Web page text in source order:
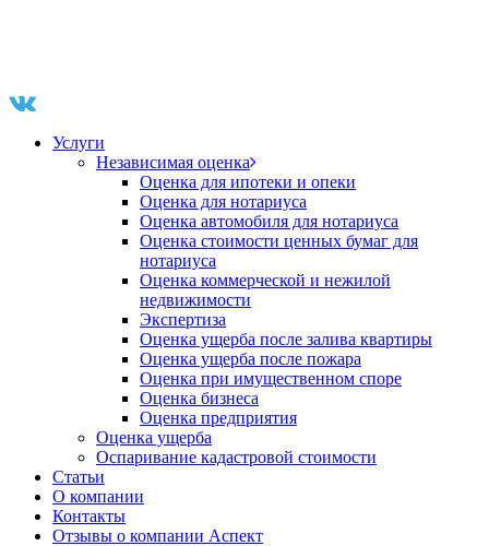
Услуги
Независимая оценка
Оценка для ипотеки и опеки
Оценка для нотариуса
Оценка автомобиля для нотариуса
Оценка стоимости ценных бумаг для
нотариуса
Оценка коммерческой и нежилой
недвижимости
Экспертиза
Оценка ущерба после залива квартиры
Оценка ущерба после пожара
Оценка при имущественном споре
Оценка бизнеса
Оценка предприятия
Оценка ущерба
Оспаривание кадастровой стоимости
Статьи
О компании
Контакты
Отзывы о компании Аспект